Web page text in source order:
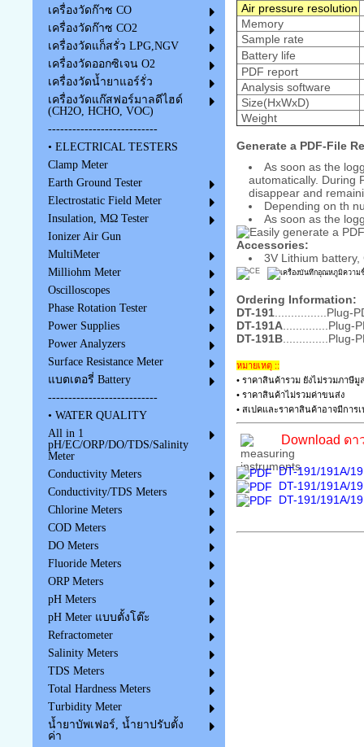
เครื่องวัดก๊าซ CO
เครื่องวัดก๊าซ CO2
เครื่องวัดแก็สรั่ว LPG,NGV
เครื่องวัดออกซิเจน O2
เครื่องวัดน้ำยาแอร์รั่ว
เครื่องวัดแก๊สฟอร์มาลดีไฮด์
(CH2O, HCHO, VOC)
---------------------------
• ELECTRICAL TESTERS
Clamp Meter
Earth Ground Tester
Electrostatic Field Meter
Insulation, MΩ Tester
Ionizer Air Gun
MultiMeter
Milliohm Meter
Oscilloscopes
Phase Rotation Tester
Power Supplies
Power Analyzers
Surface Resistance Meter
แบตเตอรี่ Battery
---------------------------
• WATER QUALITY
All in 1
pH/EC/ORP/DO/TDS/Salinity
Meter
Conductivity Meters
Conductivity/TDS Meters
Chlorine Meters
COD Meters
DO Meters
Fluoride Meters
ORP Meters
pH Meters
pH Meter แบบตั้งโต๊ะ
Refractometer
Salinity Meters
TDS Meters
Total Hardness Meters
Turbidity Meter
น้ำยาบัพเฟอร์, น้ำยาปรับตั้ง
ค่า
Air pressure resolution
Memory
Sample rate
Battery life
PDF report
Analysis software
Size(HxWxD)
Weight
Generate a PDF-File
As soon as the
automatically. During
disappear and
Depending on th
As soon as the
Accessories:
3V Lithium
Ordering Information:
DT-191................Plug-
DT-191A..............Plug-
DT-191B..............Plug-
หมายเหตุ ::
• ราคาสินค้ารวม ยังไม่รวมภาษีมู
• ราคาสินค้าไม่รวมค่าขนส่ง
• สเปคและราคาสินค้าอาจมีการ
Download ด
DT-191/191A/
DT-191/191A/
DT-191/191A/